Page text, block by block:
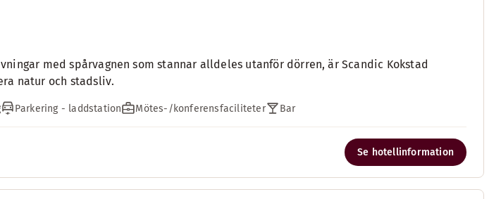
med spårvagnen som stannar alldeles utanför dörren, är Scandic Kokstad
natur och stadsliv.
Parkering - laddstation Mötes-/konferensfaciliteter Bar
Se hotellinformation